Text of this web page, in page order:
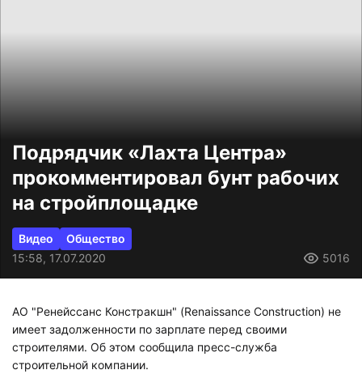
Подрядчик «Лахта Центра»
прокомментировал бунт рабочих
на стройплощадке
Видео
Общество
15:58, 17.07.2020
5016
АО "Ренейссанс Констракшн" (Renaissance Construction) не
имеет задолженности по зарплате перед своими
строителями. Об этом сообщила пресс-служба
строительной компании.